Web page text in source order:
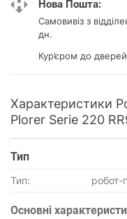
Нова Пошта:
Самовивіз з
дн.
Кур’єром до
Характеристики
Plorer Serie 220
Тип
Тип: робот-
Основнi